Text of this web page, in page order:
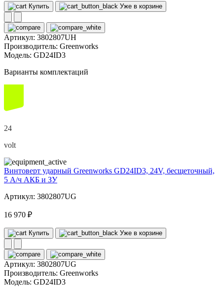
Купить Уже в корзине
Артикул: 3802807UH
Производитель: Greenworks
Модель: GD24ID3
Варианты комплектаций
24
volt
Винтоверт ударный Greenworks GD24ID3, 24V, бесщеточный,
5 А/ч АКБ и ЗУ
Артикул: 3802807UG
16 970 ₽
Купить Уже в корзине
Артикул: 3802807UG
Производитель: Greenworks
Модель: GD24ID3